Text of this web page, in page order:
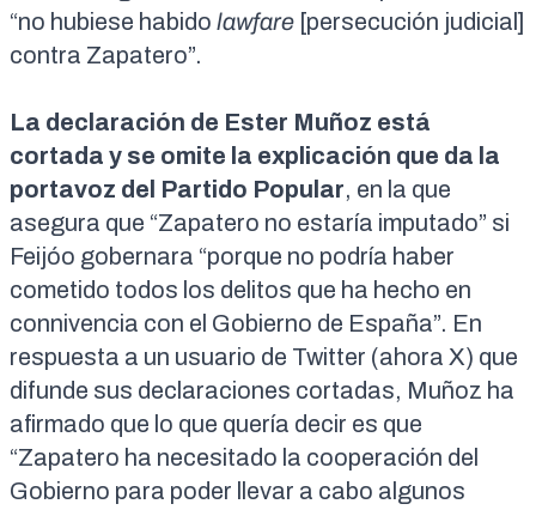
“no hubiese habido lawfare [persecución judicial]
contra Zapatero”.
La declaración de Ester Muñoz está
cortada y se omite la explicación que da la
portavoz del Partido Popular, en la que
asegura que “Zapatero no estaría imputado” si
Feijóo gobernara “porque no podría haber
cometido todos los delitos que ha hecho en
connivencia con el Gobierno de España”. En
respuesta a un usuario de Twitter (ahora X) que
difunde sus declaraciones cortadas, Muñoz ha
afirmado que lo que quería decir es que
“Zapatero ha necesitado la cooperación del
Gobierno para poder llevar a cabo algunos